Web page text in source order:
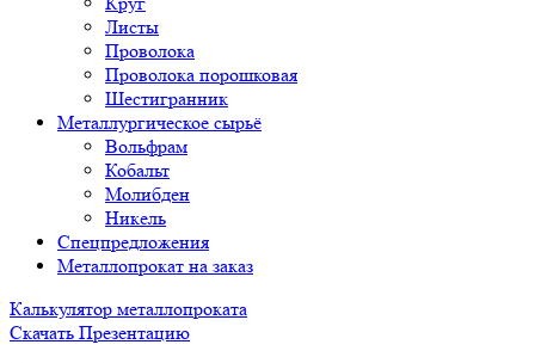
Листы
Проволока
Проволока порошковая
Шестигранник
Металлургическое сырьё
Вольфрам
Кобальт
Молибден
Никель
Спецпредложения
Металлопрокат на заказ
Калькулятор металлопроката
Скачать Презентацию